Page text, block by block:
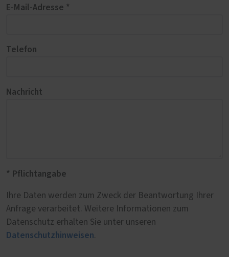
E-Mail-Adresse *
Telefon
Nachricht
* Pflichtangabe
Ihre Daten werden zum Zweck der Beantwortung Ihrer
Anfrage verarbeitet. Weitere Informationen zum
Datenschutz erhalten Sie unter unseren
Datenschutzhinweisen.